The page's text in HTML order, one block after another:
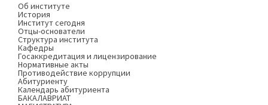
Об институте
История
Институт сегодня
Отцы-основатели
Структура института
Кафедры
Госаккредитация и лицензирование
Нормативные акты
Противодействие коррупции
Абитуриенту
Календарь абитуриента
БАКАЛАВРИАТ